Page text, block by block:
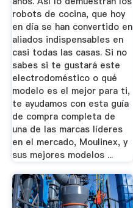
robots de cocina, que hoy
en día se han convertido en
aliados indispensables en
casi todas las casas. Si no
sabes si te gustará este
electrodoméstico o qué
modelo es el mejor para ti,
te ayudamos con esta guía
de compra completa de
una de las marcas líderes
en el mercado, Moulinex, y
sus mejores modelos ...